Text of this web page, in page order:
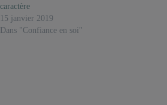
caractère
15 janvier 2019
Dans "Confiance en soi"